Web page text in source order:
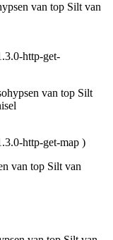
van top Silt van
http-get-
van top Silt
http-get-map )
van top Silt van